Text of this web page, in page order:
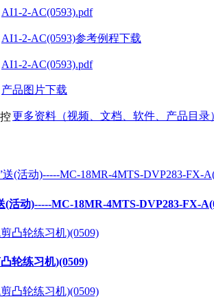
AI1-2-AC(0593).pdf
AI1-2-AC(0593)参考例程下载
AI1-2-AC(0593).pdf
产品图片下载
更多资料（视频、文档、软件、产品目录
(活动)-----MC-18MR-4MTS-DVP283-FX-
轮练习机)(0509)